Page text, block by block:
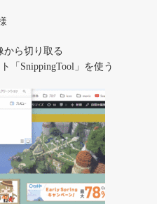
ら切り取る
」を使う